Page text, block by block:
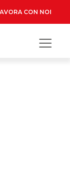
CON NOI